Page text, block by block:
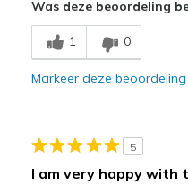
Comfortable
Stylish
View On Shoes
I'm Into
Was deze beoordeling
1 0
Markeer deze beoordeling
5
I am very happy with